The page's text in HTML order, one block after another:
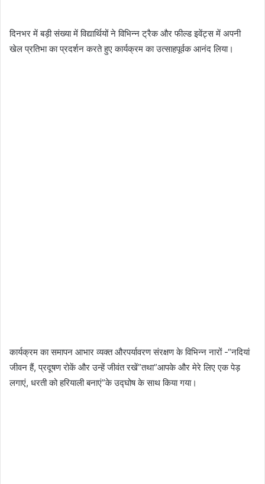
दिनभर में बड़ी संख्या में विद्यार्थियों ने विभिन्न ट्रैक और फील्ड इवेंट्स में अपनी
खेल प्रतिभा का प्रदर्शन करते हुए कार्यक्रम का उत्साहपूर्वक आनंद लिया।
कार्यक्रम का समापन आभार व्यक्त औरपर्यावरण संरक्षण के विभिन्न नारों -“नदियां
जीवन हैं, प्रदूषण रोकें और उन्हें जीवंत रखें”तथा”आपके और मेरे लिए एक पेड़
लगाएं, धरती को हरियाली बनाएं”के उद्घोष के साथ किया गया।